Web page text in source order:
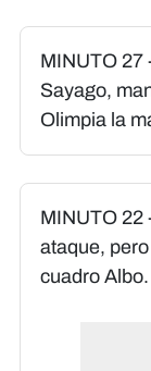
MINUTO 27
Sayago,
Olimpia la
MINUTO 22
ataque,
cuadro Albo.